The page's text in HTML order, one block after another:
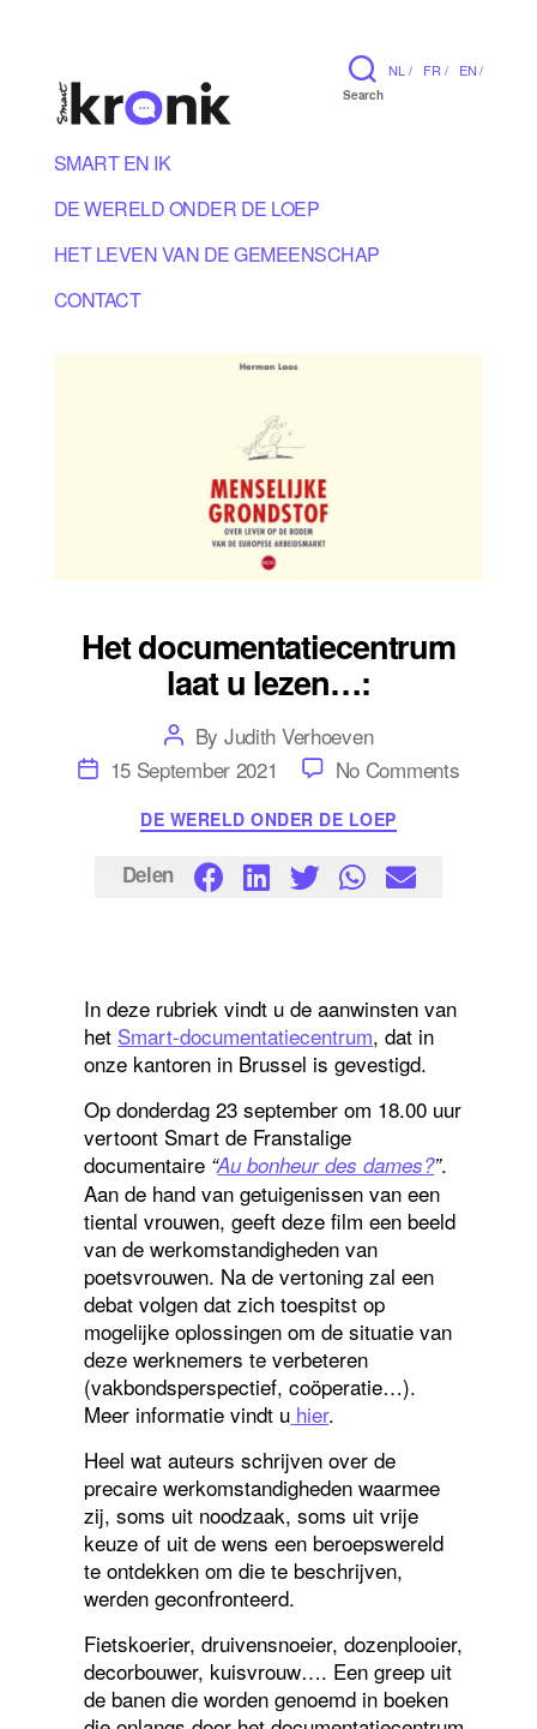
NL / FR / EN /
Search
SMART EN IK
DE WERELD ONDER DE LOEP
HET LEVEN VAN DE GEMEENSCHAP
CONTACT
Het documentatiecentrum
laat u lezen…:
Post
author
By Judith Verhoeven
Post
date
15 September 2021 No Commentson
Categories
DE WERELD ONDER DE LOEP
Delen
In deze rubriek vindt u de aanwinsten van
het Smart-documentatiecentrum, dat in
onze kantoren in Brussel is gevestigd.
Op donderdag 23 september om 18.00 uur
vertoont Smart de Franstalige
documentaire “Au bonheur des dames?”.
Aan de hand van getuigenissen van een
tiental vrouwen, geeft deze film een beeld
van de werkomstandigheden van
poetsvrouwen. Na de vertoning zal een
debat volgen dat zich toespitst op
mogelijke oplossingen om de situatie van
deze werknemers te verbeteren
(vakbondsperspectief, coöperatie…).
Meer informatie vindt u hier.
Heel wat auteurs schrijven over de
precaire werkomstandigheden waarmee
zij, soms uit noodzaak, soms uit vrije
keuze of uit de wens een beroepswereld
te ontdekken om die te beschrijven,
werden geconfronteerd.
Fietskoerier, druivensnoeier, dozenplooier,
decorbouwer, kuisvrouw…. Een greep uit
de banen die worden genoemd in boeken